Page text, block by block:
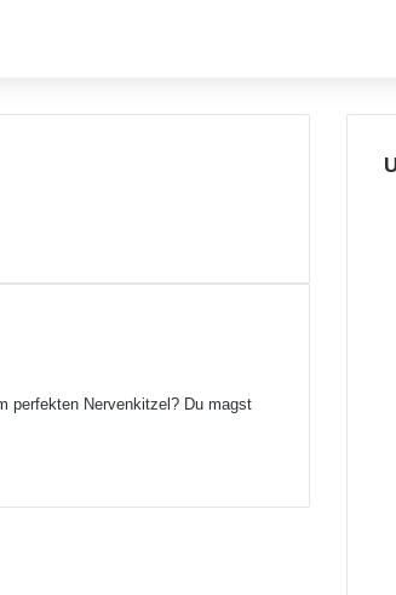
perfekten Nervenkitzel? Du magst